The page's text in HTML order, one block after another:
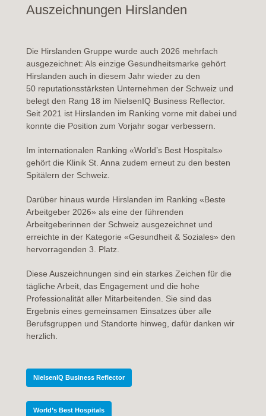
Auszeichnungen Hirslanden
Die Hirslanden Gruppe wurde auch 2026 mehrfach
ausgezeichnet: Als einzige Gesundheitsmarke gehört
Hirslanden auch in diesem Jahr wieder zu den
50 reputationsstärksten Unternehmen der Schweiz und
belegt den Rang 18 im NielsenIQ Business Reflector.
Seit 2021 ist Hirslanden im Ranking vorne mit dabei und
konnte die Position zum Vorjahr sogar verbessern.
Im internationalen Ranking «World’s Best Hospitals»
gehört die Klinik St. Anna zudem erneut zu den besten
Spitälern der Schweiz.
Darüber hinaus wurde Hirslanden im Ranking «Beste
Arbeitgeber 2026» als eine der führenden
Arbeitgeberinnen der Schweiz ausgezeichnet und
erreichte in der Kategorie «Gesundheit & Soziales» den
hervorragenden 3. Platz.
Diese Auszeichnungen sind ein starkes Zeichen für die
tägliche Arbeit, das Engagement und die hohe
Professionalität aller Mitarbeitenden. Sie sind das
Ergebnis eines gemeinsamen Einsatzes über alle
Berufsgruppen und Standorte hinweg, dafür danken wir
herzlich.
NielsenIQ Business Reflector
World’s Best Hospitals